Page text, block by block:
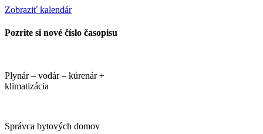
Zobraziť kalendár
Pozrite si nové číslo časopisu
Plynár – vodár – kúrenár +
klimatizácia
Správca bytových domov